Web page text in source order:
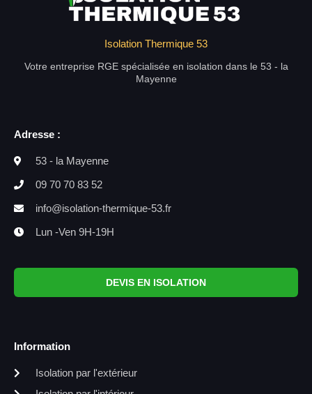
Isolation Thermique 53
Votre entreprise RGE spécialisée en isolation dans le 53 - la
Mayenne
Adresse :
53 - la Mayenne
09 70 70 83 52
info@isolation-thermique-53.fr
Lun -Ven 9H-19H
DEVIS EN ISOLATION
Information
Isolation par l'extérieur